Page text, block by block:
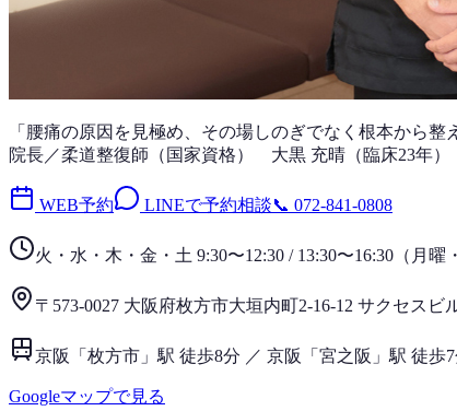
「 腰痛の原因を見極め、その場しのぎでなく根本から整
院長／柔道整復師（国家資格）
大黒 充晴 （臨床23年）
WEB予約 LINEで予約相談📞 072-841-0808
火・水・木・金・土 9:30〜12:30 / 13:30〜16:30 （ 月曜
〒573-0027 大阪府枚方市大垣内町2-16-12 サクセスビ
京阪「枚方市」駅 徒歩8分 ／ 京阪「宮之阪」駅 徒歩7
Googleマップで見る